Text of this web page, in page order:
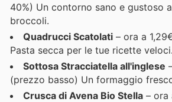
40%) Un contorno sano e gustoso
broccoli.
Quadrucci Scatolati – ora a
Pasta secca per le tue ricette veloci.
Sottosa Stracciatella all'inglese
(prezzo basso) Un formaggio
Crusca di Avena Bio Stella – ora